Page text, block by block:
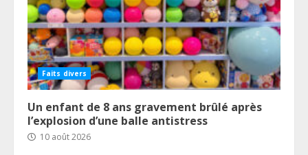
Faits divers
Un enfant de 8 ans gravement brûlé après
l’explosion d’une balle antistress
10 août 2026